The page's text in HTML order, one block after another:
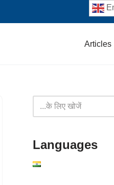
Articles
Languages